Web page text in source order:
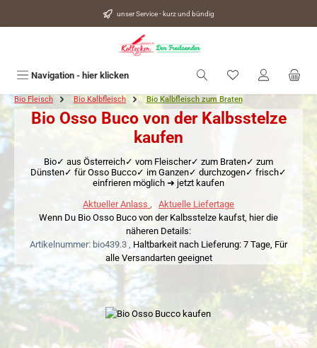
unser Service - kurz und bündig
Navigation - hier klicken Du hast 0
Bio Fleisch Bio Kalbfleisch Bio Kalbfleisch zum Braten
Bio Osso Buco von der Kalbsstelze
kaufen
Bio✓ aus Österreich✓ vom Fleischer✓ zum Braten✓ zum
Dünsten✓ für Osso Bucco✓ im Ganzen✓ durchzogen✓ frisch✓
einfrieren möglich ➜ jetzt kaufen
Aktueller Anlass
Aktuelle Liefertage
Wenn Du Bio Osso Buco von der Kalbsstelze kaufst, hier die
näheren Details:
Artikelnummer: bio439.3 , Haltbarkeit nach Lieferung: 7 Tage, Für
alle Versandarten geeignet
Bildergalerie überspringen